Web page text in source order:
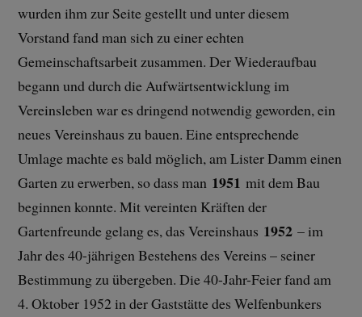
wurden ihm zur Seite gestellt und unter diesem
Vorstand fand man sich zu einer echten
Gemeinschaftsarbeit zusammen. Der Wiederaufbau
begann und durch die Aufwärtsentwicklung im
Vereinsleben war es dringend notwendig geworden, ein
neues Vereinshaus zu bauen. Eine entsprechende
Umlage machte es bald möglich, am Lister Damm einen
Garten zu erwerben, so dass man 1951 mit dem Bau
beginnen konnte. Mit vereinten Kräften der
Gartenfreunde gelang es, das Vereinshaus 1952 – im
Jahr des 40-jährigen Bestehens des Vereins – seiner
Bestimmung zu übergeben. Die 40-Jahr-Feier fand am
4. Oktober 1952 in der Gaststätte des Welfenbunkers